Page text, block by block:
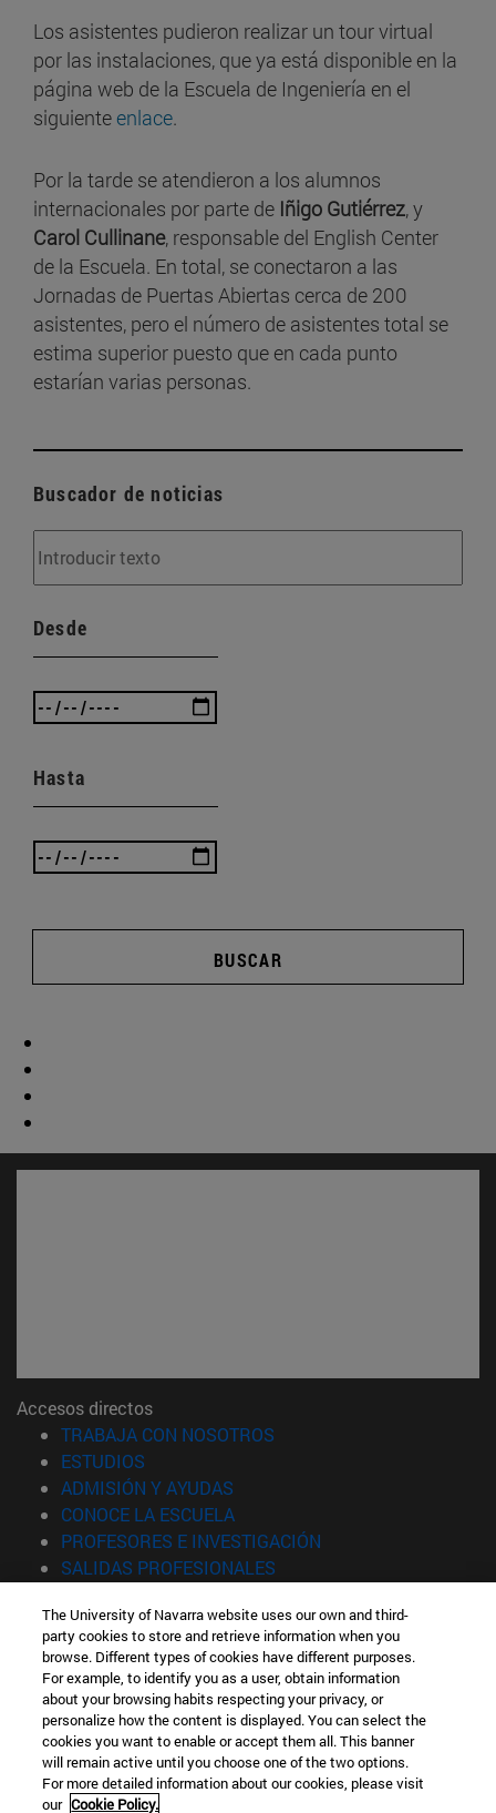
Los asistentes pudieron realizar un tour virtual
por las instalaciones, que ya está disponible en la
página web de la Escuela de Ingeniería en el
siguiente enlace.
Por la tarde se atendieron a los alumnos
internacionales por parte de Iñigo Gutiérrez, y
Carol Cullinane, responsable del English Center
de la Escuela. En total, se conectaron a las
Jornadas de Puertas Abiertas cerca de 200
asistentes, pero el número de asistentes total se
estima superior puesto que en cada punto
estarían varias personas.
Buscador de noticias
Desde
Hasta
BUSCAR
Accesos directos
TRABAJA CON NOSOTROS
ESTUDIOS
ADMISIÓN Y AYUDAS
CONOCE LA ESCUELA(abre en nueva ventana)
PROFESORES E INVESTIGACIÓN
SALIDAS PROFESIONALES
Información
TFNO +34 943 21 98 77
¿QUÉ GRADO TE INTERESA?
¿QUÉ MÁSTER TE INTERESA?
© Universidad de Navarra
Información legal
The University of Navarra website uses our own and third-
party cookies to store and retrieve information when you
browse. Different types of cookies have different purposes.
For example, to identify you as a user, obtain information
about your browsing habits respecting your privacy, or
personalize how the content is displayed. You can select the
cookies you want to enable or accept them all. This banner
will remain active until you choose one of the two options.
For more detailed information about our cookies, please visit
our Cookie Policy.